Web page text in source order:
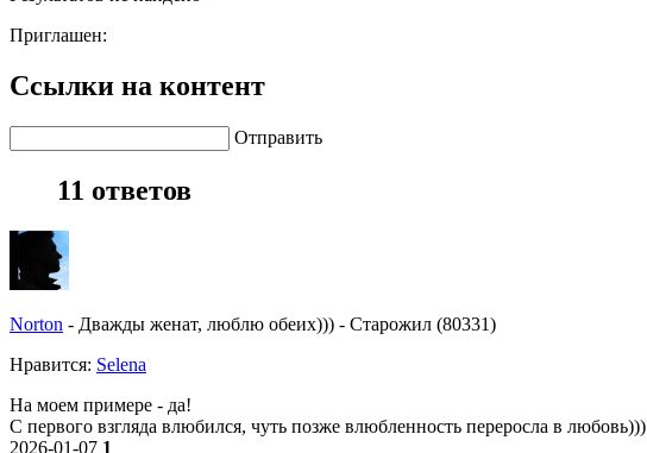
Приглашен:
Ссылки на контент
Отправить
11 ответов
Norton - Дважды женат, люблю обеих))) - Старожил (80331)
Нравитcя: Selena
На моем примере - да!
С первого взгляда влюбился, чуть позже влюбленность переросла в любовь)))
2026-01-07 1